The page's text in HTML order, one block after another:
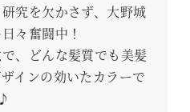
究を欠かさず、大野城
々奮闘中！
、どんな髪質でも美髪
インの効いたカラーで